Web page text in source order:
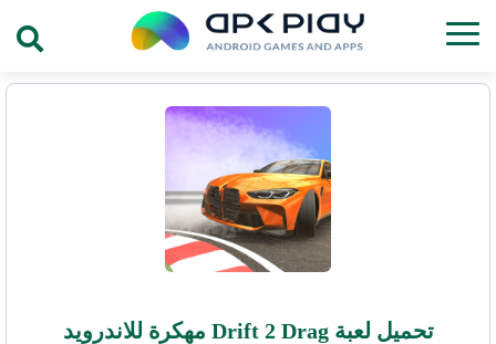
تحميل لعبة Drift 2 Drag مهكرة للاندرويد